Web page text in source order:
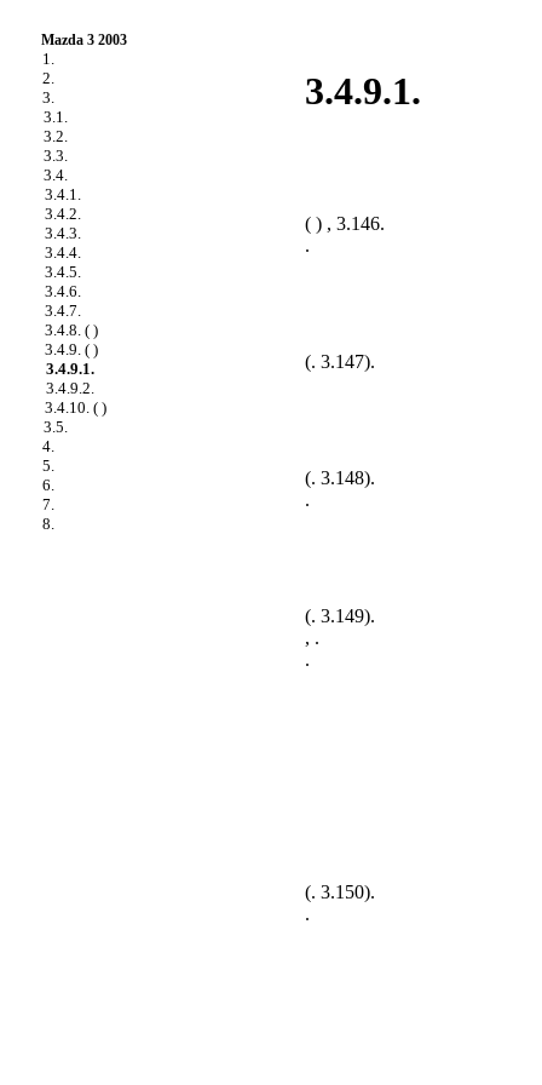
Mazda 3 2003
1.
2.
3.
3.1.
3.2.
3.3.
3.4.
3.4.1.
3.4.2.
3.4.3.
3.4.4.
3.4.5.
3.4.6.
3.4.7.
3.4.8. ( )
3.4.9. ( )
3.4.9.1.
3.4.9.2.
3.4.10. ( )
3.5.
4.
5.
6.
7.
8.
3.4.9.1.
( ) , 3.146.
.
(. 3.147).
(. 3.148).
.
(. 3.149).
, .
.
(. 3.150).
.